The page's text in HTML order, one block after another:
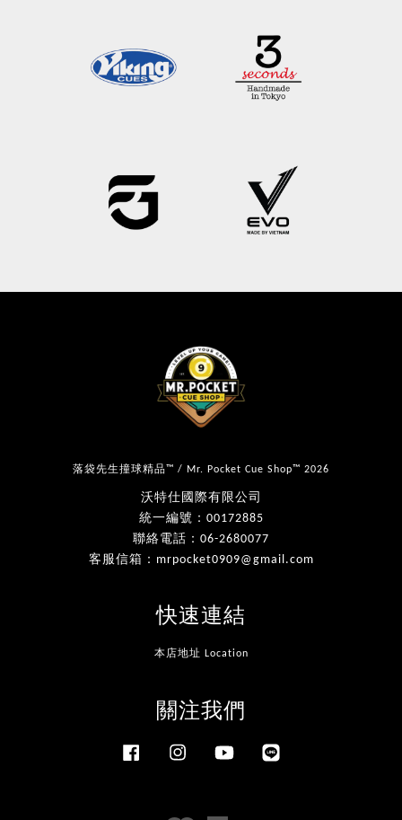
落袋先生撞球精品™ / Mr. Pocket Cue Shop™ 2026
沃特仕國際有限公司
統一編號：00172885
聯絡電話：06-2680077
客服信箱：mrpocket0909@gmail.com
快速連結
本店地址 Location
關注我們
Facebook Instagram YouTube